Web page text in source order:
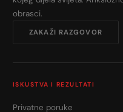
obrasci.
ZAKAŽI RAZGOVOR
ISKUSTVA I REZULTATI
Privatne poruke